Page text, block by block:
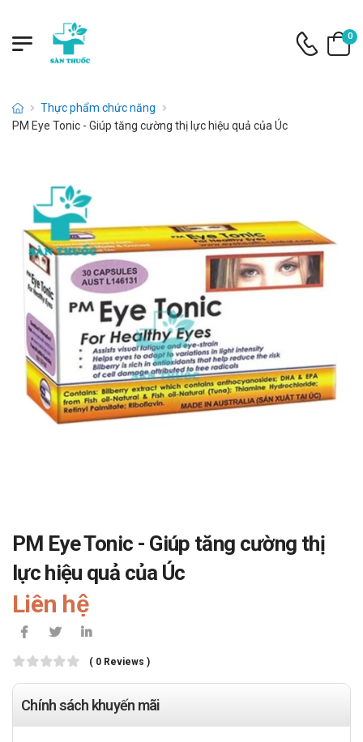
0
Thực phẩm chức năng
PM Eye Tonic - Giúp tăng cường thị lực hiệu quả của Úc
PM Eye Tonic - Giúp tăng cường thị
lực hiệu quả của Úc
Liên hệ
( 0 Reviews )
Chính sách khuyến mãi